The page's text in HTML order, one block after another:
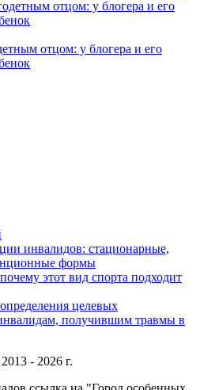
отцом: у блогера и его
инвалидов: стационарные,
формы
этот вид спорта подходит
целевых
получившим травмы в
- 2026 г.